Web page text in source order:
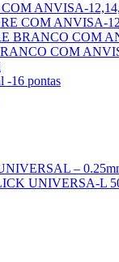
ANVISA-
COM ANVISA-
BRANCO COM
COM
-16 pontas
–
UNIVERSA-L